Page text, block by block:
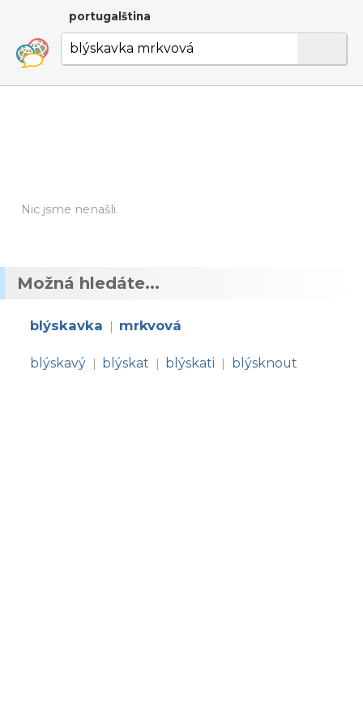
portugalština
Nic jsme nenašli.
Možná hledáte...
blýskavka | mrkvová
blýskavý | blýskat | blýskati | blýsknout